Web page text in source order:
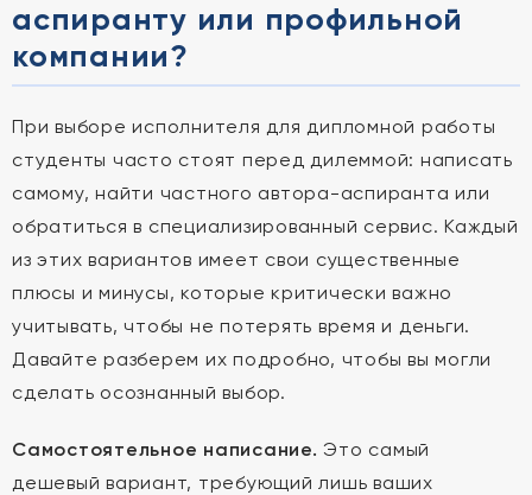
аспиранту или профильной
компании?
При выборе исполнителя для дипломной работы
студенты часто стоят перед дилеммой: написать
самому, найти частного автора-аспиранта или
обратиться в специализированный сервис. Каждый
из этих вариантов имеет свои существенные
плюсы и минусы, которые критически важно
учитывать, чтобы не потерять время и деньги.
Давайте разберем их подробно, чтобы вы могли
сделать осознанный выбор.
Самостоятельное написание. Это самый
дешевый вариант, требующий лишь ваших